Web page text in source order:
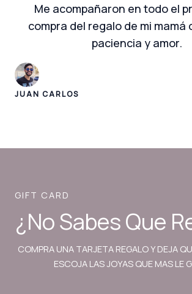
Me acompañaron en todo el
compra del regalo de mi mamá
paciencia y amor.
JUAN CARLOS
GIFT CARD
¿No Sabes Que
COMPRA UNA TARJETA REGALO Y DEJA
ESCOJA LAS JOYAS QUE MAS LE